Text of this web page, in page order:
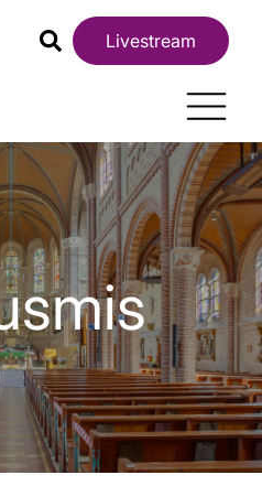
Livestream